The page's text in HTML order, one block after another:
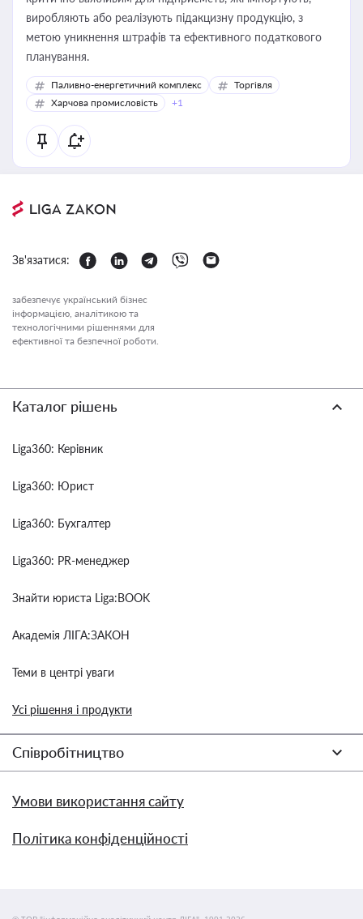
виробляють або реалізують підакцизну продукцію, з
метою уникнення штрафів та ефективного податкового
планування.
Паливно-енергетичний комплекс
Торгівля
Харчова промисловість
+1
Зв'язатися:
забезпечує український бізнес
інформацією, аналітикою та
технологічними рішеннями для
ефективної та безпечної роботи.
Каталог рішень
Liga360: Керівник
Liga360: Юрист
Liga360: Бухгалтер
Liga360: PR-менеджер
Знайти юриста Liga:BOOK
Академія ЛІГА:ЗАКОН
Теми в центрі уваги
Усі рішення і продукти
Співробітництво
Умови використання сайту
Політика конфіденційності